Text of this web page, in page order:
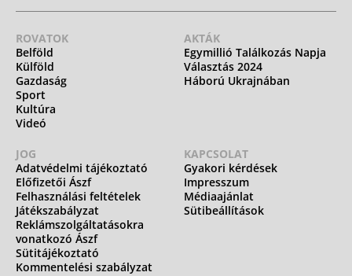
ROVATOK
Belföld
Külföld
Gazdaság
Sport
Kultúra
Videó
AKTÁK
Egymillió Találkozás Napja
Választás 2024
Háború Ukrajnában
JOG
Adatvédelmi tájékoztató
Előfizetői Ászf
Felhasználási feltételek
Játékszabályzat
Reklámszolgáltatásokra
vonatkozó Ászf
Sütitájékoztató
Kommentelési szabályzat
KAPCSOLAT
Gyakori kérdések
Impresszum
Médiaajánlat
Sütibeállítások